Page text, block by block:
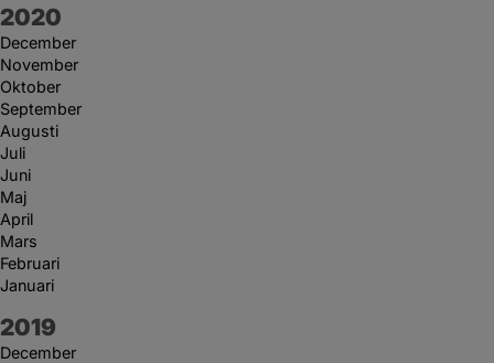
År:
2020
December
November
Oktober
September
Augusti
Juli
Juni
Maj
April
Mars
Februari
Januari
År:
2019
December